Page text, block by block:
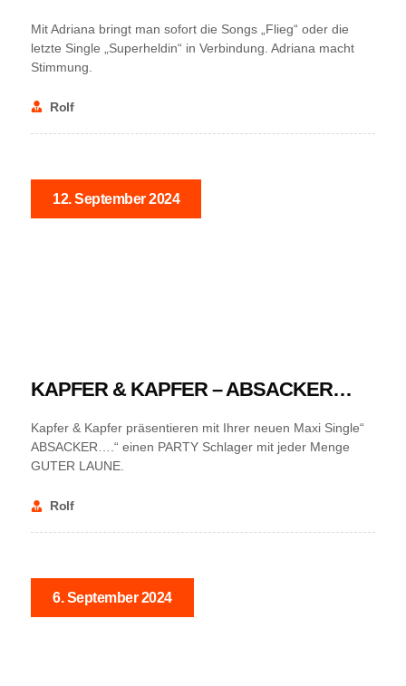
Mit Adriana bringt man sofort die Songs „Flieg“ oder die
letzte Single „Superheldin“ in Verbindung. Adriana macht
Stimmung.
Rolf
12. September 2024
NEWS
KAPFER & KAPFER – ABSACKER…
Kapfer & Kapfer präsentieren mit Ihrer neuen Maxi Single“
ABSACKER….“ einen PARTY Schlager mit jeder Menge
GUTER LAUNE.
Rolf
6. September 2024